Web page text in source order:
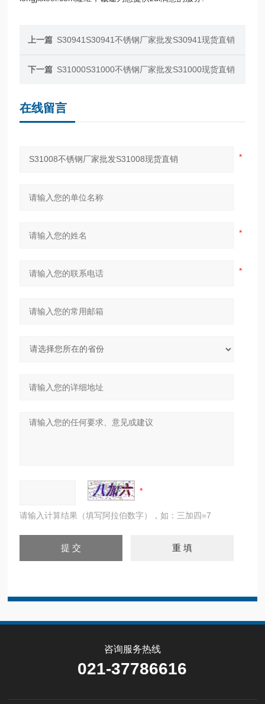
上一篇 S30941S30941不锈钢厂家批发S30941现货直销
下一篇 S31000S31000不锈钢厂家批发S31000现货直销
在线留言
请输入计算结果（填写阿拉伯数字），如：三加四=7
咨询服务热线
021-37786616